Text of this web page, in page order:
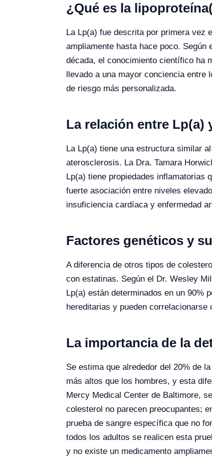
¿Qué es la
La Lp(a) fue descrita por primera vez
ampliamente hasta hace poco.
década, el conocimiento científico ha
llevado a una mayor conciencia entre
de riesgo más personalizada.
La relación entre Lp(a)
La Lp(a) tiene una estructura similar
aterosclerosis. La Dra. Tamara
Lp(a) tiene propiedades inflamatorias
fuerte asociación entre niveles
insuficiencia cardíaca y enfermedad
Factores genéticos y
A diferencia de otros tipos de
con estatinas. Según el Dr. Wesley
Lp(a) están determinados en un 90%
hereditarias y pueden
La importancia de la
Se estima que alrededor del 20% de
más altos que los hombres, y esta
Mercy Medical Center de Baltimore,
colesterol no parecen preocupantes;
prueba de sangre específica que no
todos los adultos se realicen esta
y no existe un medicamento